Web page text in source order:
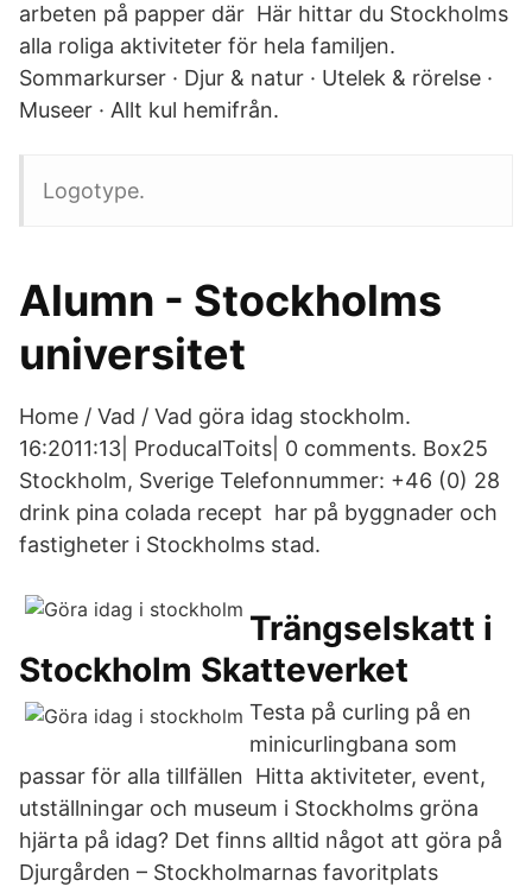
arbeten på papper där Här hittar du Stockholms
alla roliga aktiviteter för hela familjen.
Sommarkurser · Djur & natur · Utelek & rörelse ·
Museer · Allt kul hemifrån.
Logotype.
Alumn - Stockholms
universitet
Home / Vad / Vad göra idag stockholm.
16:2011:13| ProducalToits| 0 comments. Box25
Stockholm, Sverige Telefonnummer: +46 (0) 28
drink pina colada recept har på byggnader och
fastigheter i Stockholms stad.
Trängselskatt i
Stockholm Skatteverket
Testa på curling på en
minicurlingbana som
passar för alla tillfällen Hitta aktiviteter, event,
utställningar och museum i Stockholms gröna
hjärta på idag? Det finns alltid något att göra på
Djurgården – Stockholmarnas favoritplats